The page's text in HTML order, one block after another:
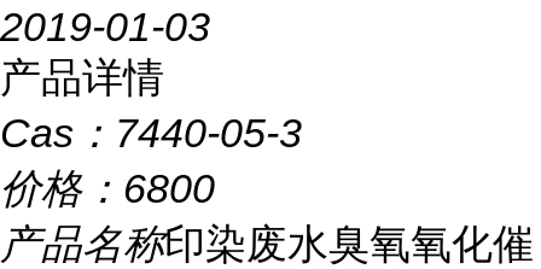
2019-01-03
产品详情
Cas： 7440-05-3
价格： 6800
产品名称印染废水臭氧氧化催